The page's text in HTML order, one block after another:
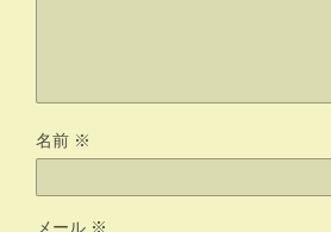
名前 ※
メール ※